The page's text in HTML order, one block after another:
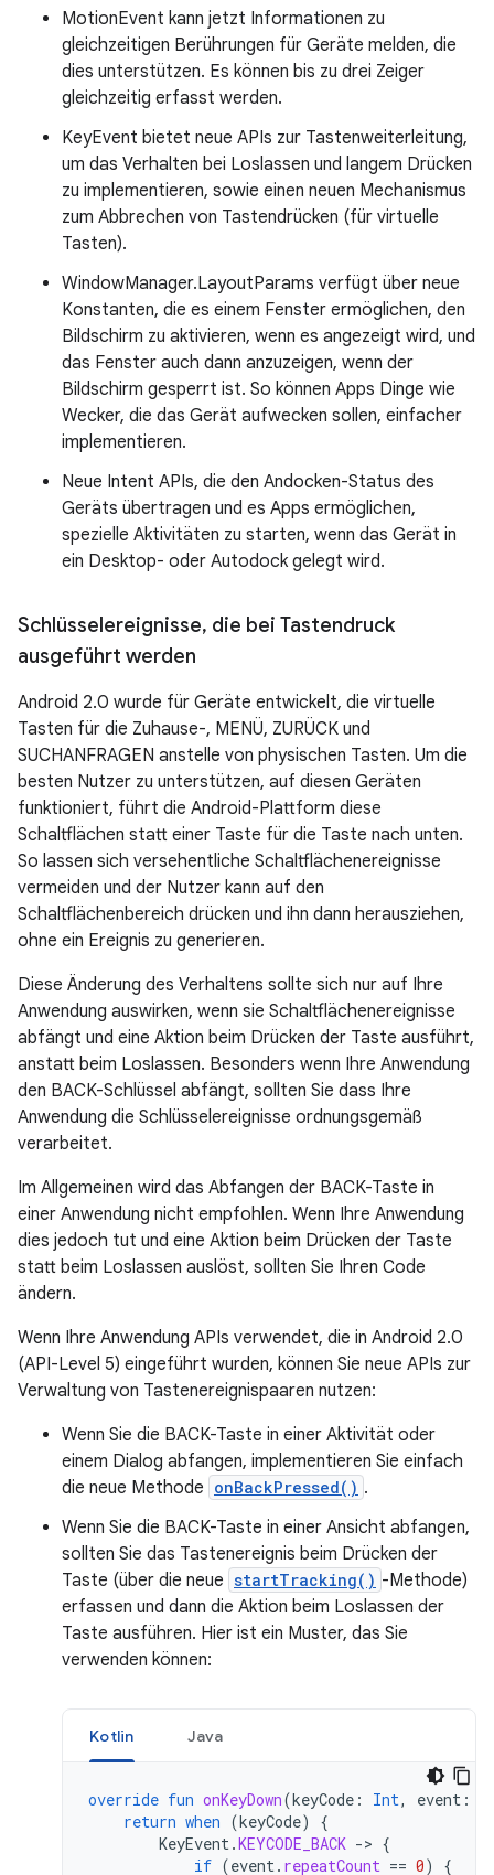
MotionEvent kann jetzt Informationen zu
gleichzeitigen Berührungen für Geräte melden, die
dies unterstützen. Es können bis zu drei Zeiger
gleichzeitig erfasst werden.
KeyEvent bietet neue APIs zur Tastenweiterleitung,
um das Verhalten bei Loslassen und langem Drücken
zu implementieren, sowie einen neuen Mechanismus
zum Abbrechen von Tastendrücken (für virtuelle
Tasten).
WindowManager.LayoutParams verfügt über neue
Konstanten, die es einem Fenster ermöglichen, den
Bildschirm zu aktivieren, wenn es angezeigt wird, und
das Fenster auch dann anzuzeigen, wenn der
Bildschirm gesperrt ist. So können Apps Dinge wie
Wecker, die das Gerät aufwecken sollen, einfacher
implementieren.
Neue Intent APIs, die den Andocken-Status des
Geräts übertragen und es Apps ermöglichen,
spezielle Aktivitäten zu starten, wenn das Gerät in
ein Desktop- oder Autodock gelegt wird.
Schlüsselereignisse, die bei Tastendruck
ausgeführt werden
Android 2.0 wurde für Geräte entwickelt, die virtuelle
Tasten für die Zuhause-, MENÜ, ZURÜCK und
SUCHANFRAGEN anstelle von physischen Tasten. Um die
besten Nutzer zu unterstützen, auf diesen Geräten
funktioniert, führt die Android-Plattform diese
Schaltflächen statt einer Taste für die Taste nach unten.
So lassen sich versehentliche Schaltflächenereignisse
vermeiden und der Nutzer kann auf den
Schaltflächenbereich drücken und ihn dann herausziehen,
ohne ein Ereignis zu generieren.
Diese Änderung des Verhaltens sollte sich nur auf Ihre
Anwendung auswirken, wenn sie Schaltflächenereignisse
abfängt und eine Aktion beim Drücken der Taste ausführt,
anstatt beim Loslassen. Besonders wenn Ihre Anwendung
den BACK-Schlüssel abfängt, sollten Sie dass Ihre
Anwendung die Schlüsselereignisse ordnungsgemäß
verarbeitet.
Im Allgemeinen wird das Abfangen der BACK-Taste in
einer Anwendung nicht empfohlen. Wenn Ihre Anwendung
dies jedoch tut und eine Aktion beim Drücken der Taste
statt beim Loslassen auslöst, sollten Sie Ihren Code
ändern.
Wenn Ihre Anwendung APIs verwendet, die in Android 2.0
(API-Level 5) eingeführt wurden, können Sie neue APIs zur
Verwaltung von Tastenereignispaaren nutzen:
Wenn Sie die BACK-Taste in einer Aktivität oder
einem Dialog abfangen, implementieren Sie einfach
die neue Methode onBackPressed() .
Wenn Sie die BACK-Taste in einer Ansicht abfangen,
sollten Sie das Tastenereignis beim Drücken der
Taste (über die neue startTracking() -Methode)
erfassen und dann die Aktion beim Loslassen der
Taste ausführen. Hier ist ein Muster, das Sie
verwenden können:
Kotlin Java
override fun onKeyDown(keyCode : Int, event :
return when (keyCode)
{
KeyEvent.KEYCODE_BACK -> {
if (event. repeatCount == 0) {